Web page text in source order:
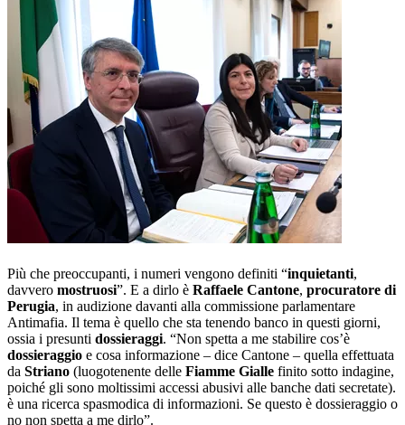
Più che preoccupanti, i numeri vengono definiti “inquietanti,
davvero mostruosi”. E a dirlo è Raffaele Cantone, procuratore di
Perugia, in audizione davanti alla commissione parlamentare
Antimafia. Il tema è quello che sta tenendo banco in questi giorni,
ossia i presunti dossieraggi. “Non spetta a me stabilire cos’è
dossieraggio e cosa informazione – dice Cantone – quella effettuata
da Striano (luogotenente delle Fiamme Gialle finito sotto indagine,
poiché gli sono moltissimi accessi abusivi alle banche dati secretate).
è una ricerca spasmodica di informazioni. Se questo è dossieraggio o
no non spetta a me dirlo”.